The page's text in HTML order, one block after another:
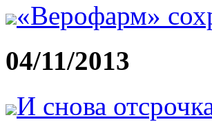
«Верофарм»
04/11/2013
И снова